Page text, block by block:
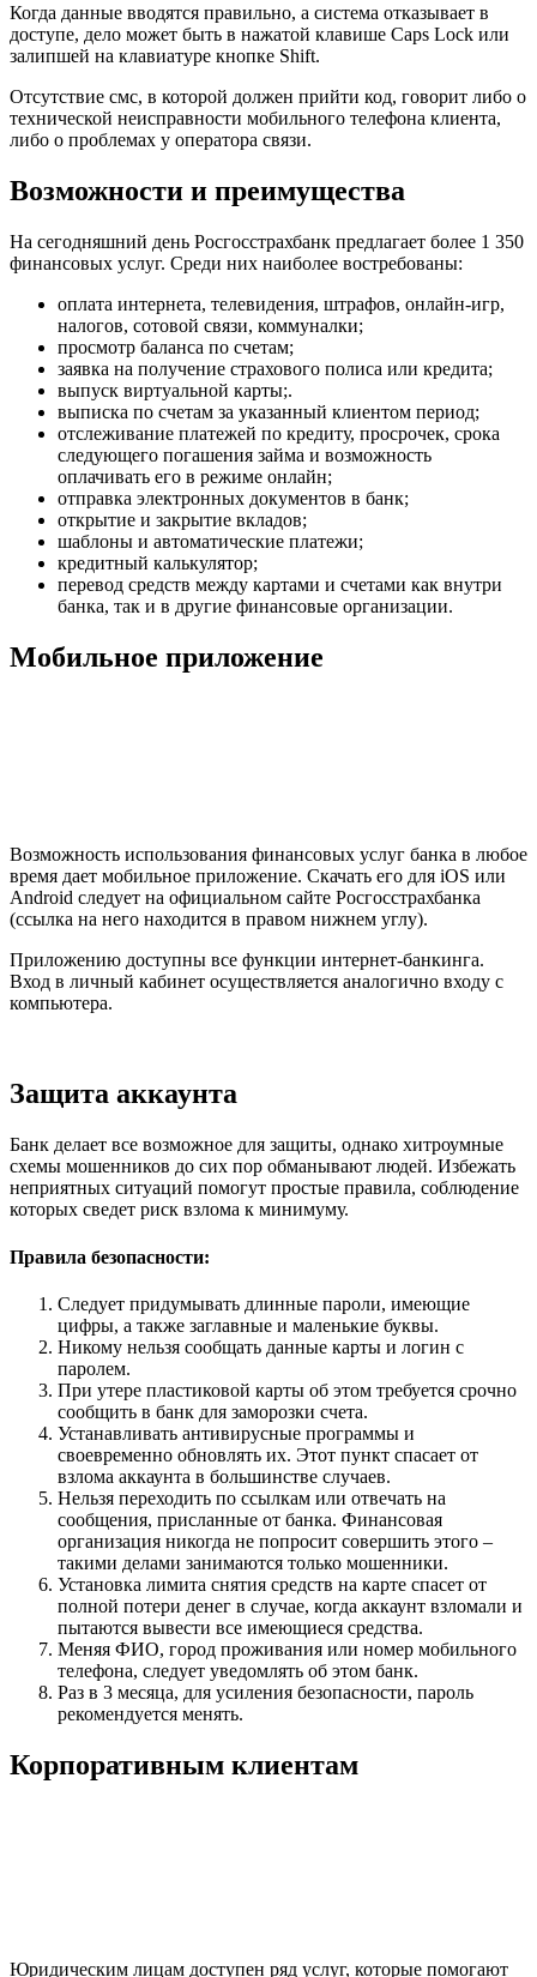
Когда данные вводятся правильно, а система отказывает в
доступе, дело может быть в нажатой клавише Caps Lock или
залипшей на клавиатуре кнопке Shift.
Отсутствие смс, в которой должен прийти код, говорит либо о
технической неисправности мобильного телефона клиента,
либо о проблемах у оператора связи.
Возможности и преимущества
На сегодняшний день Росгосстрахбанк предлагает более 1 350
финансовых услуг. Среди них наиболее востребованы:
оплата интернета, телевидения, штрафов, онлайн-игр,
налогов, сотовой связи, коммуналки;
просмотр баланса по счетам;
заявка на получение страхового полиса или кредита;
выпуск виртуальной карты;.
выписка по счетам за указанный клиентом период;
отслеживание платежей по кредиту, просрочек, срока
следующего погашения займа и возможность
оплачивать его в режиме онлайн;
отправка электронных документов в банк;
открытие и закрытие вкладов;
шаблоны и автоматические платежи;
кредитный калькулятор;
перевод средств между картами и счетами как внутри
банка, так и в другие финансовые организации.
Мобильное приложение
Возможность использования финансовых услуг банка в любое
время дает мобильное приложение. Скачать его для iOS или
Android следует на официальном сайте Росгосстрахбанка
(ссылка на него находится в правом нижнем углу).
Приложению доступны все функции интернет-банкинга.
Вход в личный кабинет осуществляется аналогично входу с
компьютера.
Защита аккаунта
Банк делает все возможное для защиты, однако хитроумные
схемы мошенников до сих пор обманывают людей. Избежать
неприятных ситуаций помогут простые правила, соблюдение
которых сведет риск взлома к минимуму.
Правила безопасности:
Следует придумывать длинные пароли, имеющие
цифры, а также заглавные и маленькие буквы.
Никому нельзя сообщать данные карты и логин с
паролем.
При утере пластиковой карты об этом требуется срочно
сообщить в банк для заморозки счета.
Устанавливать антивирусные программы и
своевременно обновлять их. Этот пункт спасает от
взлома аккаунта в большинстве случаев.
Нельзя переходить по ссылкам или отвечать на
сообщения, присланные от банка. Финансовая
организация никогда не попросит совершить этого –
такими делами занимаются только мошенники.
Установка лимита снятия средств на карте спасет от
полной потери денег в случае, когда аккаунт взломали и
пытаются вывести все имеющиеся средства.
Меняя ФИО, город проживания или номер мобильного
телефона, следует уведомлять об этом банк.
Раз в 3 месяца, для усиления безопасности, пароль
рекомендуется менять.
Корпоративным клиентам
Юридическим лицам доступен ряд услуг, которые помогают